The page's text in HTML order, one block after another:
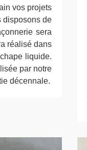
vos projets
disposons de
sera
réalisé dans
liquide.
par notre
décennale.